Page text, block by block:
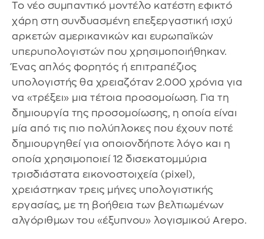
Το νέο συμπαντικό μοντέλο κατέστη εφικτό
χάρη στη συνδυασμένη επεξεργαστική ισχύ
αρκετών αμερικανικών και ευρωπαϊκών
υπερυπολογιστών που χρησιμοποιήθηκαν.
Ένας απλός φορητός ή επιτραπέζιος
υπολογιστής θα χρειαζόταν 2.000 χρόνια για
να «τρέξει» μια τέτοια προσομοίωση. Για τη
δημιουργία της προσομοίωσης, η οποία είναι
μία από τις πιο πολύπλοκες που έχουν ποτέ
δημιουργηθεί για οποιονδήποτε λόγο και η
οποία χρησιμοποιεί 12 δισεκατομμύρια
τρισδιάστατα εικονοστοιχεία (pixel),
χρειάστηκαν τρεις μήνες υπολογιστικής
εργασίας, με τη βοήθεια των βελτιωμένων
αλγόριθμων του «έξυπνου» λογισμικού Arepo.